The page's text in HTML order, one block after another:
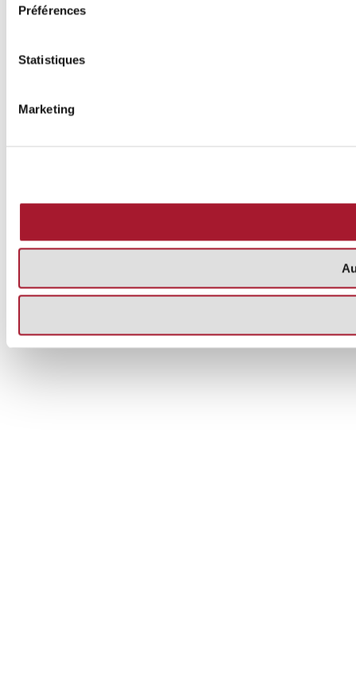
Préférences
Statistiques
Marketing